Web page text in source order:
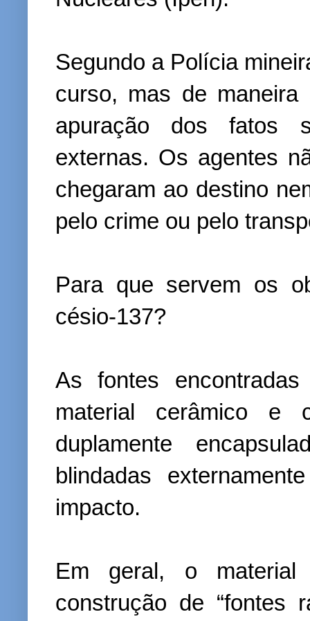
Segundo a Polícia
curso, mas de maneira
apuração dos fatos
externas. Os agentes
chegaram ao destino
pelo crime ou pelo
Para que servem os
césio-137?
As fontes
material cerâmico e
duplamente
blindadas
impacto.
Em geral, o material
construção de “fontes